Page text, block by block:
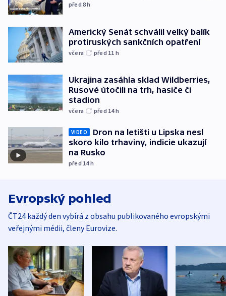
před 8h
Americký Senát schválil velký balík
protiruských sankčních opatření
včera před 11 h
Ukrajina zasáhla sklad Wildberries,
Rusové útočili na trh, hasiče či
stadion
včera před 14h
VIDEO
Dron na letišti u Lipska nesl
skoro kilo trhaviny, indicie ukazují
na Rusko
před 14h
Evropský pohled
ČT24 každý den vybírá z obsahu publikovaného evropskými
veřejnými médii, členy Eurovize.